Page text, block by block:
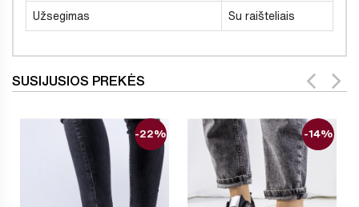
Užsegimas Su raišteliais
SUSIJUSIOS PREKĖS
-22% -14%